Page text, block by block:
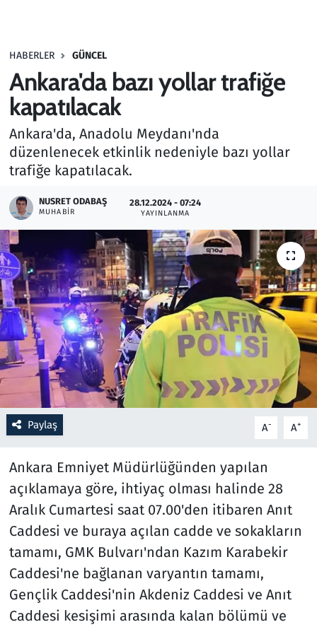
HABERLER GÜNCEL
Ankara'da bazı yollar trafiğe
kapatılacak
Ankara'da, Anadolu Meydanı'nda
düzenlenecek etkinlik nedeniyle bazı yollar
trafiğe kapatılacak.
NUSRET ODABAŞ
MUHABIR
28.12.2024 - 07:24
YAYINLANMA
Paylaş A- A+
Ankara Emniyet Müdürlüğünden yapılan
açıklamaya göre, ihtiyaç olması halinde 28
Aralık Cumartesi saat 07.00'den itibaren Anıt
Caddesi ve buraya açılan cadde ve sokakların
tamamı, GMK Bulvarı'ndan Kazım Karabekir
Caddesi'ne bağlanan varyantın tamamı,
Gençlik Caddesi'nin Akdeniz Caddesi ve Anıt
Caddesi kesişimi arasında kalan bölümü ve
Haber
Kültür Sanat
Kurumsal Haberler
Lezzet Durağı
Memur ve Kamu
Oyun
Ramazan
Resmi İlanlar
Rüya Tabirleri
Sağlık
Savunma Sanayi
Seçim 2023
Spor
Teknoloji ve Bilim
Televizyon